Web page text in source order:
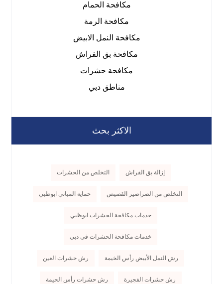
مكافحة الحمام
مكافحة الرمة
مكافحة النمل الابيض
مكافحة بق الفراش
مكافحة حشرات
مناطق دبي
الاكثر بحث
إزالة بق الفراش التخلص من الحشرات
التخلص من الصراصير القصيص حماية المباني ابوظبي
خدمات مكافحة الحشرات ابوظبي
خدمات مكافحة الحشرات في دبي
رش النمل الأبيض رأس الخيمة رش حشرات العين
رش حشرات الفجيرة رش حشرات رأس الخيمة